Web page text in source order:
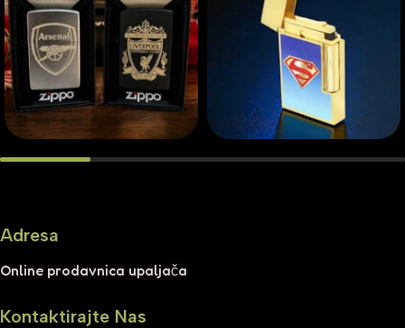
Adresa
Online prodavnica upaljača
Kontaktirajte Nas